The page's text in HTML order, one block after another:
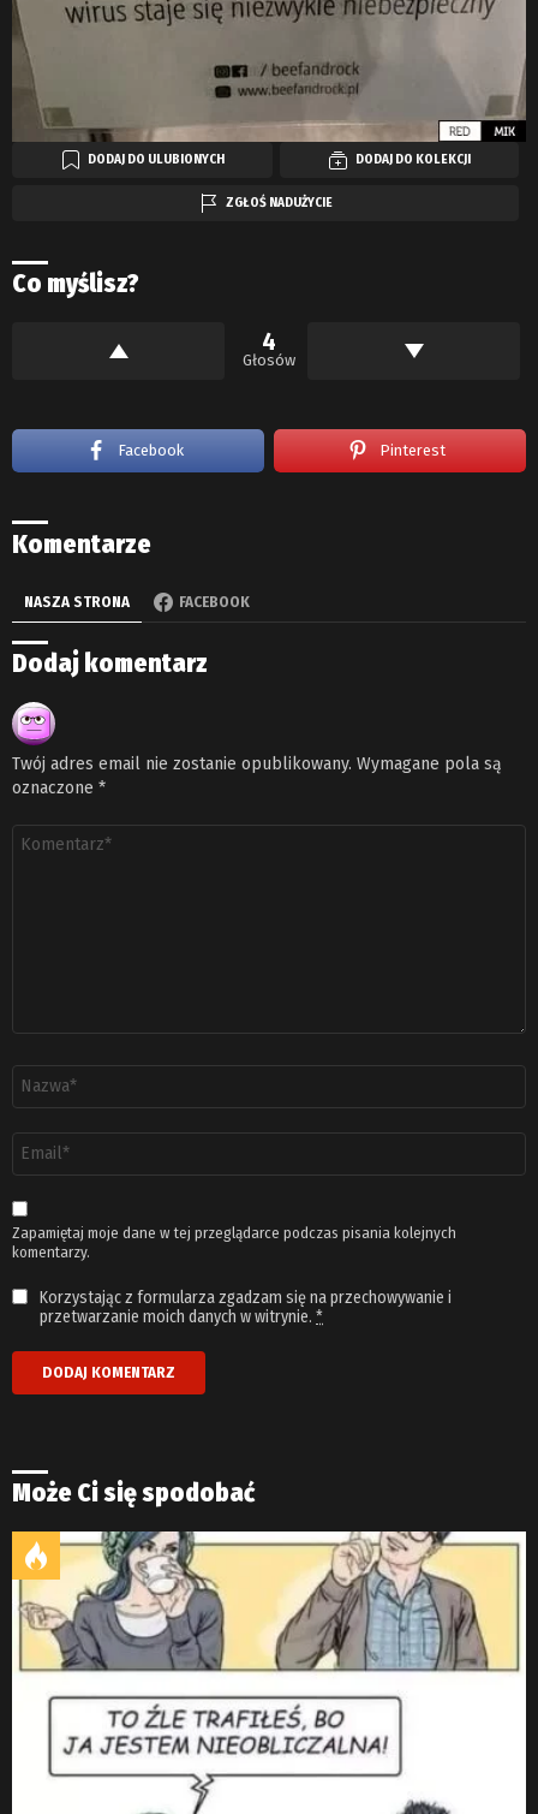
DODAJ DO ULUBIONYCH DODAJ DO KOLEKCJI
ZGŁOŚ NADUŻYCIE
Co myślisz?
4
Głosów
Facebook Pinterest
Komentarze
NASZA STRONA FACEBOOK
Dodaj komentarz
Twój adres email nie zostanie opublikowany. Wymagane pola są
oznaczone *
email
*
Zapamiętaj moje dane w tej przeglądarce podczas pisania kolejnych
komentarzy.
Korzystając z formularza zgadzam się na przechowywanie i
przetwarzanie moich danych w witrynie. *
Może Ci się spodobać